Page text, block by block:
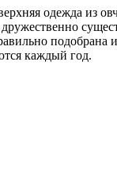
одежда из
дружественно
подобрана
каждый год.